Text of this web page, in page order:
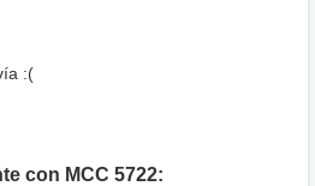
:(
con MCC 5722: